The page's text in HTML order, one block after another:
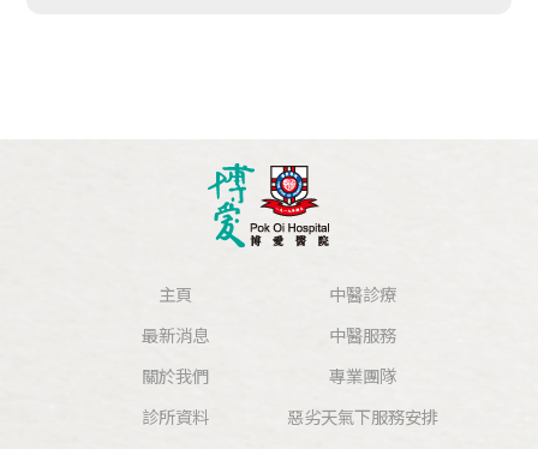
主頁
最新消息
關於我們
中醫診療
中醫服務
專業團隊
診所資料
惡劣天氣下服務安排